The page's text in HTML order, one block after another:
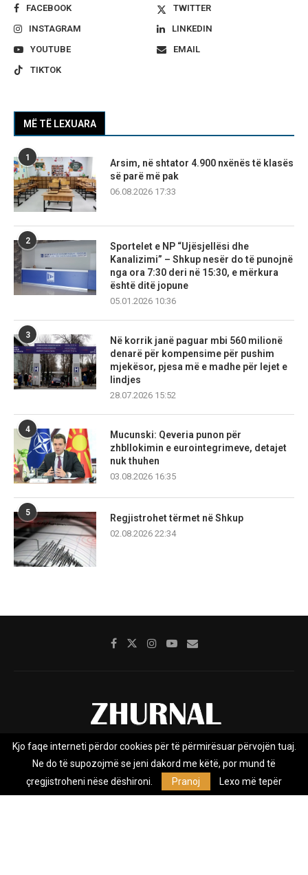
FACEBOOK
TWITTER
INSTAGRAM
LINKEDIN
YOUTUBE
EMAIL
TIKTOK
MË TË LEXUARA
1
Arsim, në shtator 4.900 nxënës të klasës
së parë më pak
06.08.2026 17:33
2
Sportelet e NP “Ujësjellësi dhe
Kanalizimi” – Shkup nesër do të punojnë
nga ora 7:30 deri në 15:30, e mërkura
është ditë jopune
05.01.2026 10:36
3
Në korrik janë paguar mbi 560 milionë
denarë për kompensime për pushim
mjekësor, pjesa më e madhe për lejet e
lindjes
28.07.2026 15:52
4
Mucunski: Qeveria punon për
zhbllokimin e eurointegrimeve, detajet
nuk thuhen
03.08.2026 16:35
5
Regjistrohet tërmet në Shkup
02.08.2026 22:34
Rreth nesh Impresumi Marketing
Privacy Policy
Zhurnal.mk është Agjenci e Lajmeve e pavarur, e themeluar në vitin
Kjo faqe interneti përdor cookies për të përmirësuar përvojën tuaj.
Ne do të supozojmë se jeni dakord me këtë, por mund të
çregjistroheni nëse dëshironi.
Pranoj Lexo më tepër